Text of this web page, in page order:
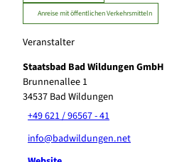
Anreise mit öffentlichen Verkehrsmitteln
Veranstalter
Staatsbad Bad Wildungen GmbH
Brunnenallee 1
34537 Bad Wildungen
+49 621 / 96567 - 41
info@badwildungen.net